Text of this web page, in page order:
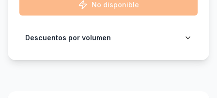
No disponible
Descuentos por volumen